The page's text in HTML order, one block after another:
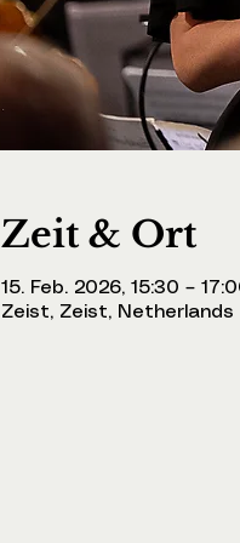
Zeit & Ort
15. Feb. 2026, 15:30 –
Zeist, Zeist, Netherlands